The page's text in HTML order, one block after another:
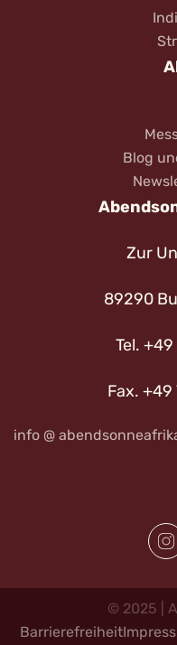
Blog
Zur
89290
Tel.
Fax.
info @
© 2025
Barrierefreiheit